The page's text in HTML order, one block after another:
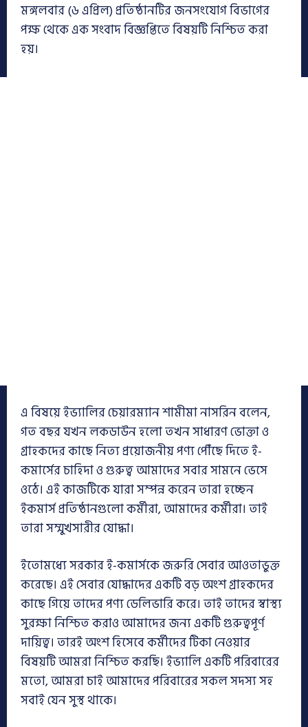
মঙ্গলবার (৬ এপ্রিল) প্রতিষ্ঠানটির জনসংযোগ বিভাগের
পক্ষ থেকে এক সংবাদ বিজ্ঞপ্তিতে বিষয়টি নিশ্চিত করা
হয়।
এ বিষয়ে ইভ্যালির চেয়ারম্যান শামীমা নাসরিন বলেন,
গত বছর যখন লকডাউন হলো তখন সাধারণ ভোক্তা ও
গ্রাহকদের কাছে নিত্য প্রয়োজনীয় পণ্য পৌঁছে দিতে ই-
কমার্সের চাহিদা ও গুরুত্ব আমাদের সবার সামনে ভেসে
ওঠে। এই কাজটিকে যারা সম্পন্ন করেন তারা হচ্ছেন
ইকমার্স প্রতিষ্ঠানগুলো কর্মীরা, আমাদের কর্মীরা। তাই
তারা সম্মুখসারীর যোদ্ধা।
ইতোমধ্যে সরকার ই-কমার্সকে জরুরি সেবার আওতাভুক্ত
করেছে। এই সেবার যোদ্ধাদের একটি বড় অংশ গ্রাহকদের
কাছে গিয়ে তাদের পণ্য ডেলিভারি করে। তাই তাদের স্বাস্থ্য
সুরক্ষা নিশ্চিত করাও আমাদের জন্য একটি গুরুত্বপূর্ণ
দায়িত্ব। তারই অংশ হিসেবে কর্মীদের টিকা নেওয়ার
বিষয়টি আমরা নিশ্চিত করছি। ইভ্যালি একটি পরিবারের
মতো, আমরা চাই আমাদের পরিবারের সকল সদস্য সহ
সবাই যেন সুস্থ থাকে।